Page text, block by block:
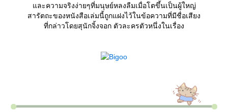
ละความจริงง่ายๆที่มนุษย์หลงลืมเมื่อโตขึ้นเป็นผู้ใหญ่
สารัตถะของหนังสือเล่มนี้ถูกแฝงไว้ในข้อความที่มีชื่อเสียง
ที่กล่าวโดยสุนักจิ้งจอก ตัวละครตัวหนึ่งในเรื่อง